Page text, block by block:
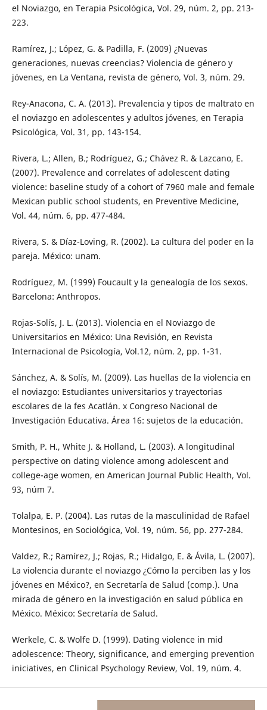
el Noviazgo, en Terapia Psicológica, Vol. 29, núm. 2, pp. 213-
223.
Ramírez, J.; López, G. & Padilla, F. (2009) ¿Nuevas
generaciones, nuevas creencias? Violencia de género y
jóvenes, en La Ventana, revista de género, Vol. 3, núm. 29.
Rey-Anacona, C. A. (2013). Prevalencia y tipos de maltrato en
el noviazgo en adolescentes y adultos jóvenes, en Terapia
Psicológica, Vol. 31, pp. 143-154.
Rivera, L.; Allen, B.; Rodríguez, G.; Chávez R. & Lazcano, E.
(2007). Prevalence and correlates of adolescent dating
violence: baseline study of a cohort of 7960 male and female
Mexican public school students, en Preventive Medicine,
Vol. 44, núm. 6, pp. 477-484.
Rivera, S. & Díaz-Loving, R. (2002). La cultura del poder en la
pareja. México: unam.
Rodríguez, M. (1999) Foucault y la genealogía de los sexos.
Barcelona: Anthropos.
Rojas-Solís, J. L. (2013). Violencia en el Noviazgo de
Universitarios en México: Una Revisión, en Revista
Internacional de Psicología, Vol.12, núm. 2, pp. 1-31.
Sánchez, A. & Solís, M. (2009). Las huellas de la violencia en
el noviazgo: Estudiantes universitarios y trayectorias
escolares de la fes Acatlán. x Congreso Nacional de
Investigación Educativa. Área 16: sujetos de la educación.
Smith, P. H., White J. & Holland, L. (2003). A longitudinal
perspective on dating violence among adolescent and
college-age women, en American Journal Public Health, Vol.
93, núm 7.
Tolalpa, E. P. (2004). Las rutas de la masculinidad de Rafael
Montesinos, en Sociológica, Vol. 19, núm. 56, pp. 277-284.
Valdez, R.; Ramírez, J.; Rojas, R.; Hidalgo, E. & Ávila, L. (2007).
La violencia durante el noviazgo ¿Cómo la perciben las y los
jóvenes en México?, en Secretaría de Salud (comp.). Una
mirada de género en la investigación en salud pública en
México. México: Secretaría de Salud.
Werkele, C. & Wolfe D. (1999). Dating violence in mid
adolescence: Theory, significance, and emerging prevention
iniciatives, en Clinical Psychology Review, Vol. 19, núm. 4.